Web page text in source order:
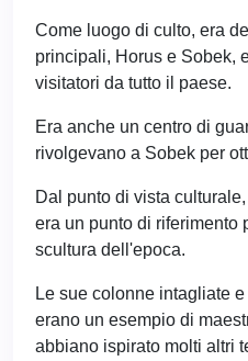
Come luogo di culto, era
principali, Horus e Sobek,
visitatori da tutto il paese.
Era anche un centro di
rivolgevano a Sobek per
Dal punto di vista
era un punto di riferimento
scultura dell'epoca.
Le sue colonne intagliate
erano un esempio di
abbiano ispirato molti altri